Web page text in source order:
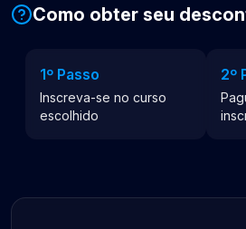
Como obter seu
1º Passo
Inscreva-se no curso
escolhido
2º